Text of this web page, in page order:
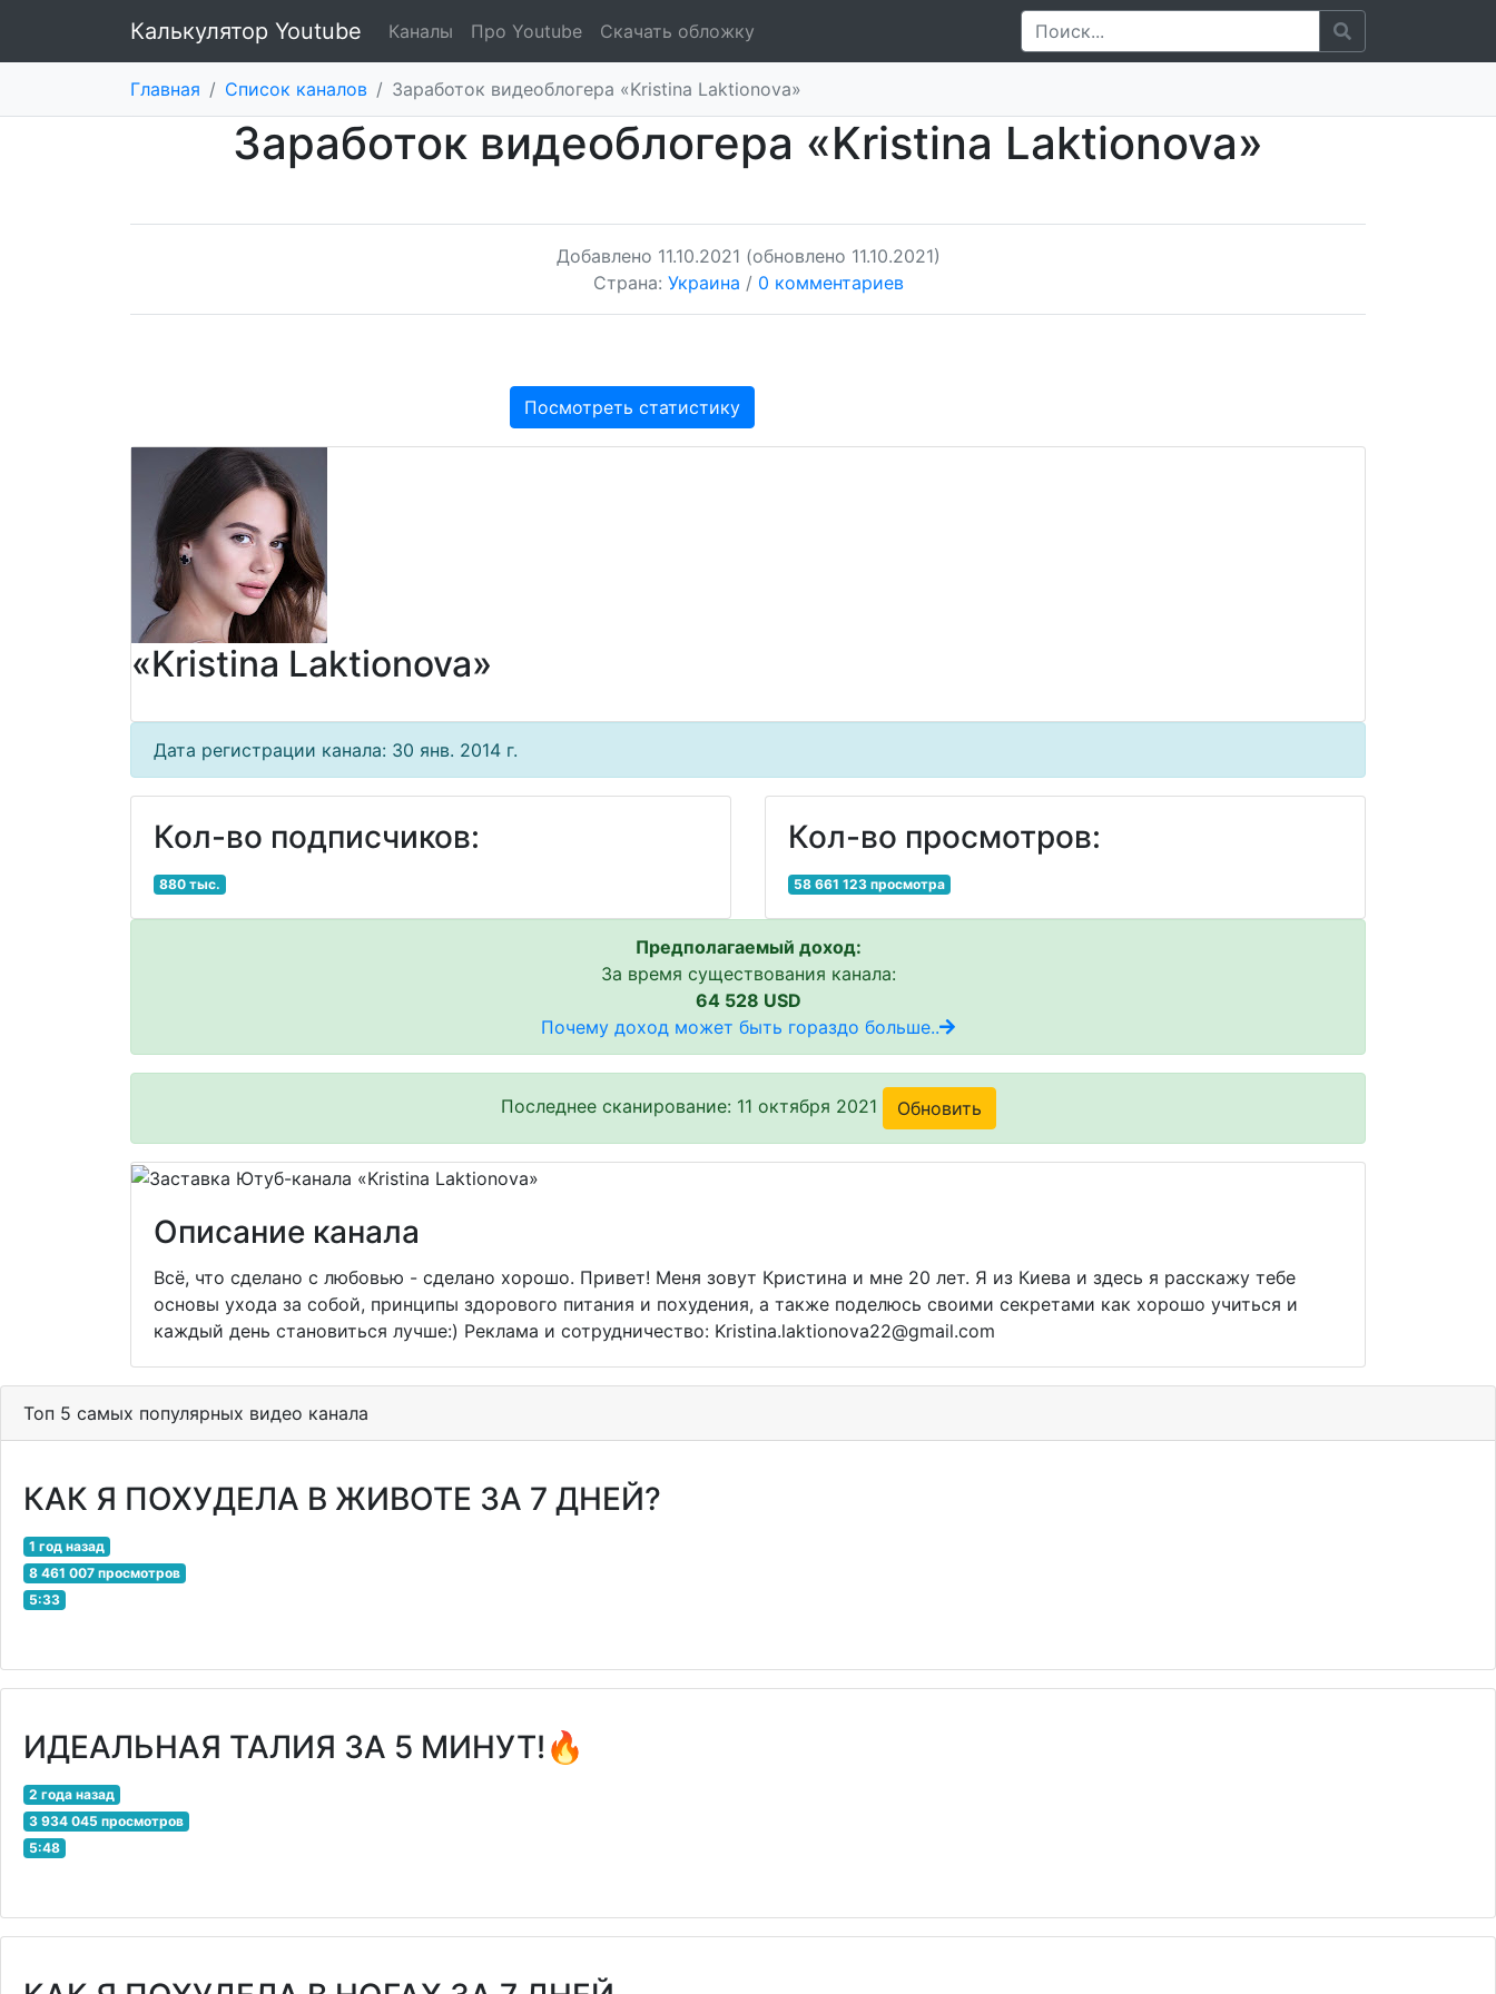
Калькулятор Youtube Каналы Про Youtube Скачать обложку
Главная / Список каналов / Заработок видеоблогера «Kristina Laktionova»
Заработок видеоблогера «Kristina Laktionova»
Добавлено 11.10.2021 (обновлено 11.10.2021)
Страна: Украина / 0 комментариев
Посмотреть статистику
«Kristina Laktionova»
Дата регистрации канала: 30 янв. 2014 г.
Кол-во подписчиков:
880 тыс.
Кол-во просмотров:
58 661 123 просмотра
Предполагаемый доход:
За время существования канала:
64 528 USD
Почему доход может быть гораздо больше..
Последнее сканирование: 11 октября 2021 Обновить
Описание канала
Всё, что сделано с любовью - сделано хорошо. Привет! Меня зовут Кристина и мне 20 лет. Я из Киева и здесь я расскажу тебе
основы ухода за собой, принципы здорового питания и похудения, а также поделюсь своими секретами как хорошо учиться и
каждый день становиться лучше:) Реклама и сотрудничество: Kristina.laktionova22@gmail.com
Топ 5 самых популярных видео канала
КАК Я ПОХУДЕЛА В ЖИВОТЕ ЗА 7 ДНЕЙ?
1 год назад
8 461 007 просмотров
5:33
ИДЕАЛЬНАЯ ТАЛИЯ ЗА 5 МИНУТ!🔥
2 года назад
3 934 045 просмотров
5:48